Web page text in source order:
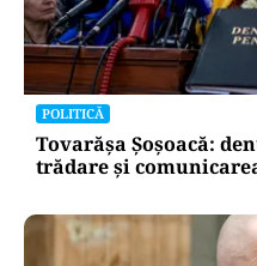
POLITICĂ
Tovarășa Șoșoacă:
trădare și